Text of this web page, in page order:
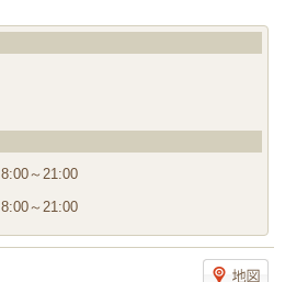
8:00～21:00
8:00～21:00